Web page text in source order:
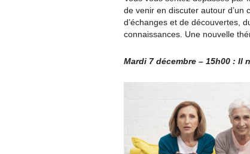
de venir en discuter autour d’un
d’échanges et de découvertes,
connaissances. Une nouvelle
Mardi 7 décembre – 15h00 : Il